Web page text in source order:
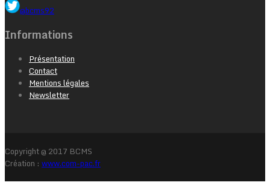
@bcms92
Informations
Présentation
Contact
Mentions légales
Newsletter
Copyright @ 2017 BCMS
Création : www.com-pac.fr